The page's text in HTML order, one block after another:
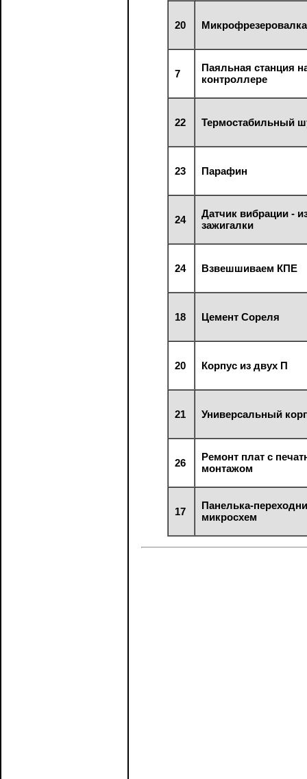
20 Микрофрезеровалка
7
Паяльная станция
контроллере
22 Термостабильный
23 Парафин
24
Датчик вибрации -
зажигалки
24 Взвешшиваем КПЕ
18 Цемент Сореля
20 Корпус из двух П
21 Универсальный
26
Ремонт плат с
монтажом
17
Панелька-
микросхем